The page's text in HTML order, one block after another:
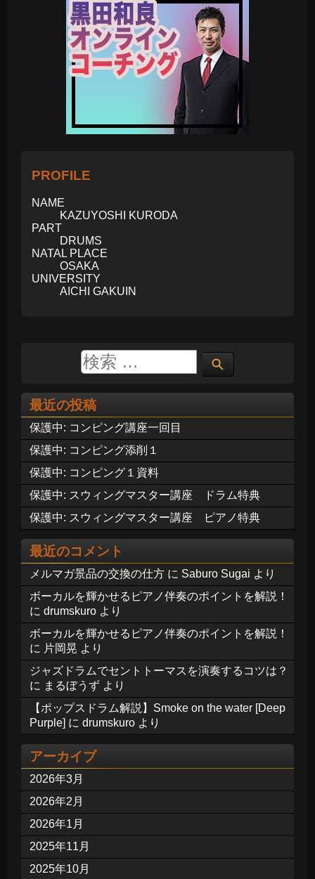
PROFILE
NAME
KAZUYOSHI KURODA
PART
DRUMS
NATAL PLACE
OSAKA
UNIVERSITY
AICHI GAKUIN
最近の投稿
保護中: コンピング講座一回目
保護中: コンピング添削１
保護中: コンピング１資料
保護中: スウィングマスター講座 ドラム特典
保護中: スウィングマスター講座 ピアノ特典
最近のコメント
メルマガ景品の交換の仕方 に Saburo Sugai より
ボーカルを輝かせるピアノ伴奏のポイントを解説！
に drumskuro より
ボーカルを輝かせるピアノ伴奏のポイントを解説！
に 片岡晃 より
ジャズドラムでセントトーマスを演奏するコツは？
に まるぼうず より
【ポップスドラム解説】Smoke on the water [Deep
Purple] に drumskuro より
アーカイブ
2026年3月
2026年2月
2026年1月
2025年11月
2025年10月